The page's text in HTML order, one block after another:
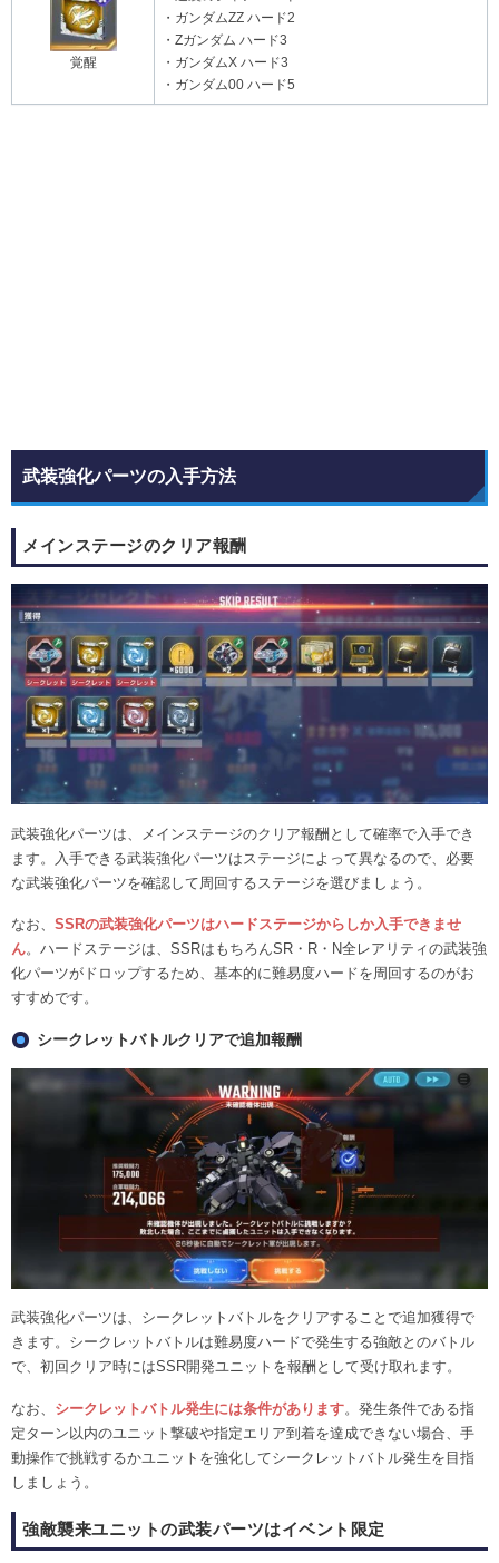
覚醒
・ガンダムΖΖ ハード2
・Ζガンダム ハード3
・ガンダムX ハード3
・ガンダム00 ハード5
武装強化パーツの入手方法
メインステージのクリア報酬
武装強化パーツは、メインステージのクリア報酬として確率で入手でき
ます。入手できる武装強化パーツはステージによって異なるので、必要
な武装強化パーツを確認して周回するステージを選びましょう。
なお、 SSRの武装強化パーツはハードステージからしか入手できませ
ん。ハードステージは、SSRはもちろんSR・R・N全レアリティの武装強
化パーツがドロップするため、基本的に難易度ハードを周回するのがお
すすめです。
シークレットバトルクリアで追加報酬
武装強化パーツは、シークレットバトルをクリアすることで追加獲得で
きます。シークレットバトルは難易度ハードで発生する強敵とのバトル
で、初回クリア時にはSSR開発ユニットを報酬として受け取れます。
なお、 シークレットバトル発生には条件があります。発生条件である指
定ターン以内のユニット撃破や指定エリア到着を達成できない場合、手
動操作で挑戦するかユニットを強化してシークレットバトル発生を目指
しましょう。
強敵襲来ユニットの武装パーツはイベント限定